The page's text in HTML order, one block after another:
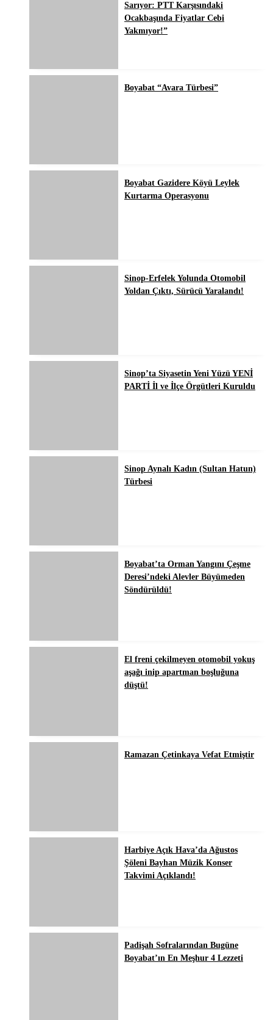
Sarıyor: PTT Karşısındaki
Ocakbaşında Fiyatlar Cebi
Yakmıyor!”
Boyabat “Avara Türbesi”
Boyabat Gazidere Köyü Leylek
Kurtarma Operasyonu
Sinop-Erfelek Yolunda Otomobil
Yoldan Çıktı, Sürücü Yaralandı!
Sinop’ta Siyasetin Yeni Yüzü YENİ
PARTİ İl ve İlçe Örgütleri Kuruldu
Sinop Aynalı Kadın (Sultan Hatun)
Türbesi
Boyabat’ta Orman Yangını Çeşme
Deresi’ndeki Alevler Büyümeden
Söndürüldü!
El freni çekilmeyen otomobil yokuş
aşağı inip apartman boşluğuna
düştü!
Ramazan Çetinkaya Vefat Etmiştir
Harbiye Açık Hava’da Ağustos
Şöleni Bayhan Müzik Konser
Takvimi Açıklandı!
Padişah Sofralarından Bugüne
Boyabat’ın En Meşhur 4 Lezzeti